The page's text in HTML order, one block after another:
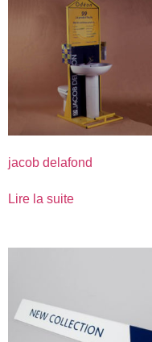
jacob delafond
Lire la suite